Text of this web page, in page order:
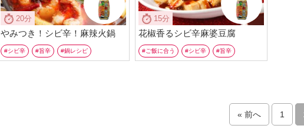
20分
やみつき！シビ辛！麻辣火鍋
シビ辛 旨辛 鍋レシピ
15分
花椒香るシビ辛麻婆豆腐
ご飯に合う シビ辛 旨辛
« 前へ 1